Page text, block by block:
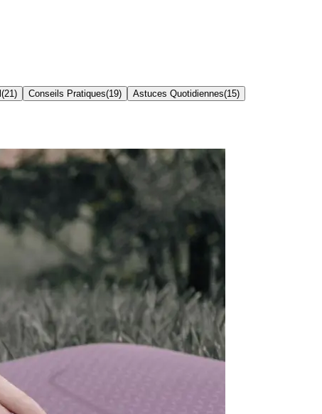
(21 ) Conseils Pratiques(19) Astuces Quotidiennes(15)